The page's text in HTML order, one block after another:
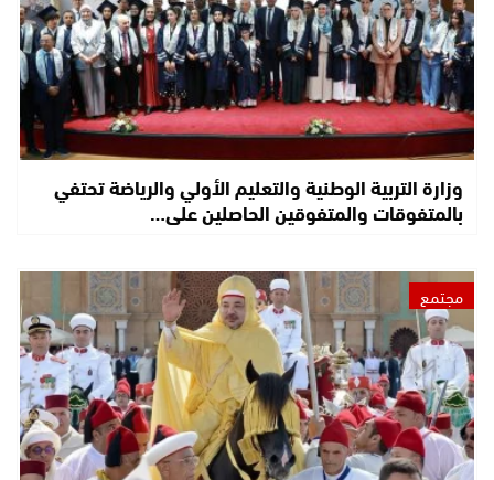
وزارة التربية الوطنية والتعليم الأولي والرياضة تحتفي
بالمتفوقات والمتفوقين الحاصلين على…
مجتمع